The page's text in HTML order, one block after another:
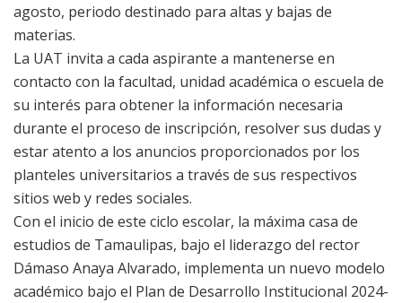
agosto, periodo destinado para altas y bajas de
materias.
La UAT invita a cada aspirante a mantenerse en
contacto con la facultad, unidad académica o escuela de
su interés para obtener la información necesaria
durante el proceso de inscripción, resolver sus dudas y
estar atento a los anuncios proporcionados por los
planteles universitarios a través de sus respectivos
sitios web y redes sociales.
Con el inicio de este ciclo escolar, la máxima casa de
estudios de Tamaulipas, bajo el liderazgo del rector
Dámaso Anaya Alvarado, implementa un nuevo modelo
académico bajo el Plan de Desarrollo Institucional 2024-